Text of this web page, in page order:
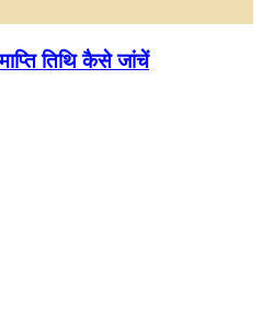
तिथि कैसे जांचें